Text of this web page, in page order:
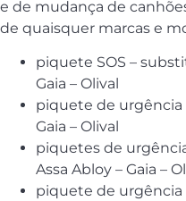
e de mudança de
de quaisquer marcas e
piquete SOS –
Gaia – Olival
piquete de urgência
Gaia – Olival
piquetes de
Assa Abloy – Gaia –
piquete de urgência